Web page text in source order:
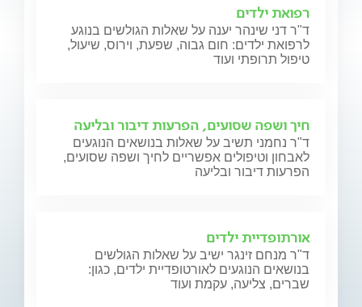
רפואת ילדים
ד"ר דני שינהר יענה על שאלות הגולשים בנוגע
לרפואת ילדים: חום גבוה, שפעת, וירוס, שיעול,
טיפול תרופתי ועוד
חיך ושפה שסועים, הפרעות דיבור ובליעה
ד"ר נחמני תשיב על שאלות בנושאים הנוגעים
לאבחון וטיפולים אפשריים לחיך ושפה שסועים,
הפרעות דיבור ובליעה
אורתופדיית ילדים
ד"ר מנחם זינגר ישיב על שאלות הגולשים
בנושאים הנוגעים לאורטופדיית ילדים, כגון:
שברים, צליעה, עקמת ועוד